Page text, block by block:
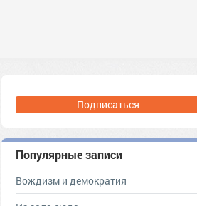
Подписаться
Популярные записи
Вождизм и демократия